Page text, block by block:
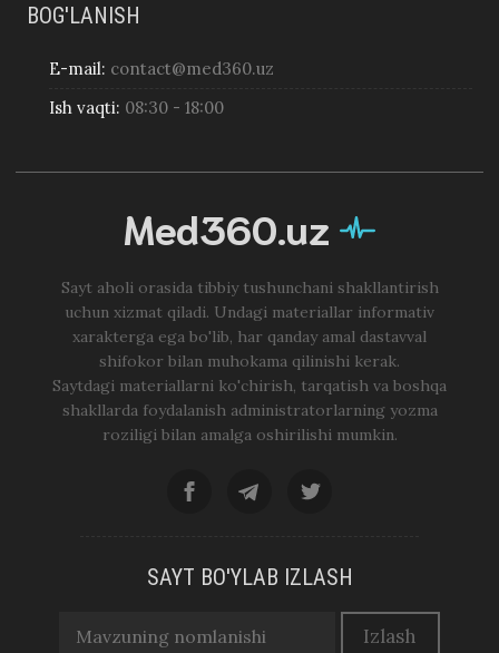
Med360.uz
Sayt aholi orasida tibbiy tushunchani shakllantirish
uchun xizmat qiladi. Undagi materiallar informativ
xarakterga ega bo'lib, har qanday amal dastavval
shifokor bilan muhokama qilinishi kerak.
Saytdagi materiallarni ko'chirish, tarqatish va boshqa
shakllarda foydalanish administratorlarning yozma
roziligi bilan amalga oshirilishi mumkin.
SAYT BO'YLAB IZLASH
BOG'LANISH
E-mail: contact@med360.uz
Ish vaqti: 08:30 - 18:00